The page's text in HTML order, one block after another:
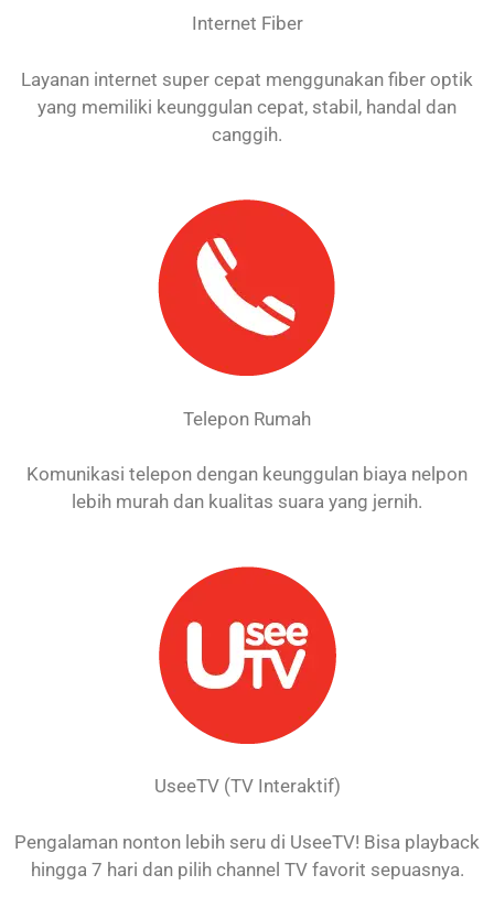
Internet Fiber
Layanan internet super cepat menggunakan fiber optik
yang memiliki keunggulan cepat, stabil, handal dan
canggih.
Telepon Rumah
Komunikasi telepon dengan keunggulan biaya nelpon
lebih murah dan kualitas suara yang jernih.
UseeTV (TV Interaktif)
Pengalaman nonton lebih seru di UseeTV! Bisa playback
hingga 7 hari dan pilih channel TV favorit sepuasnya.